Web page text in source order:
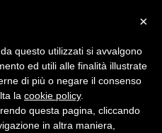
×
questo utilizzati si avvalgono
ed utili alle finalità illustrate
di più o negare il consenso
la cookie policy.
questa pagina, cliccando
in altra maniera,